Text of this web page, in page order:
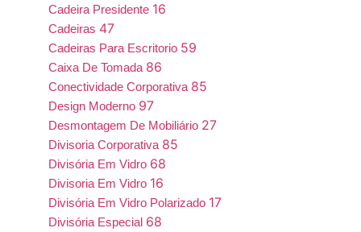
Cadeira Presidente 16
Cadeiras 47
Cadeiras Para Escritorio 59
Caixa De Tomada 86
Conectividade Corporativa 85
Design Moderno 97
Desmontagem De Mobiliário 27
Divisoria Corporativa 85
Divisória Em Vidro 68
Divisoria Em Vidro 16
Divisória Em Vidro Polarizado 17
Divisória Especial 68